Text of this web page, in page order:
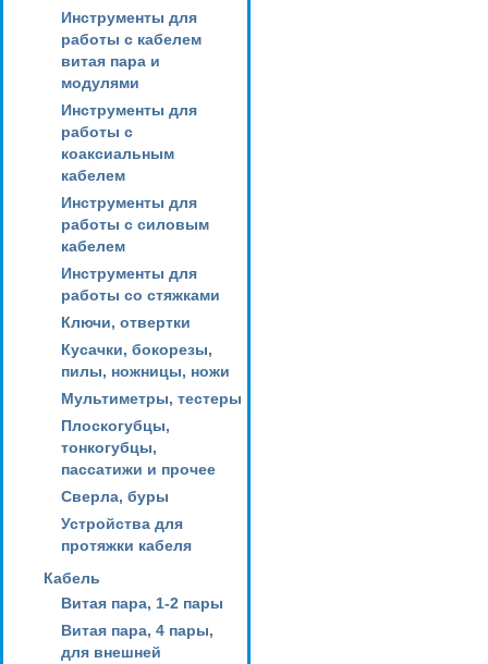
Инструменты для
работы с кабелем
витая пара и
модулями
Инструменты для
работы с
коаксиальным
кабелем
Инструменты для
работы с силовым
кабелем
Инструменты для
работы со стяжками
Ключи, отвертки
Кусачки, бокорезы,
пилы, ножницы, ножи
Мультиметры, тестеры
Плоскогубцы,
тонкогубцы,
пассатижи и прочее
Сверла, буры
Устройства для
протяжки кабеля
Кабель
Витая пара, 1-2 пары
Витая пара, 4 пары,
для внешней